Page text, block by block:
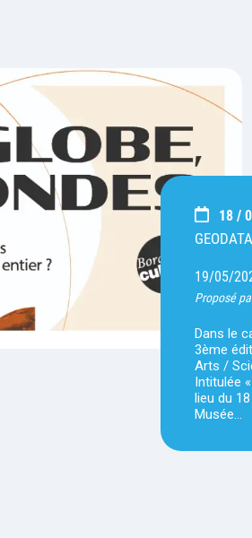
18 /
19/05/
Proposé
Dans le
3ème
Arts /
Intitulée
lieu du
Musée…